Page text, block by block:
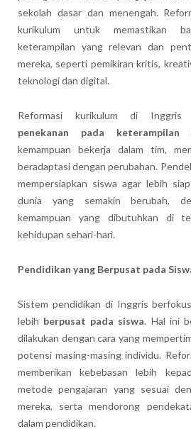
sekolah dasar dan menengah.
kurikulum untuk memastikan
keterampilan yang relevan dan
mereka, seperti pemikiran kritis,
teknologi dan digital.
Reformasi kurikulum di Inggris
penekanan pada
kemampuan bekerja dalam tim,
beradaptasi dengan perubahan.
mempersiapkan siswa agar lebih
dunia yang semakin berubah,
kemampuan yang dibutuhkan di
kehidupan sehari-hari.
Pendidikan yang Berpusat pada
Sistem pendidikan di Inggris
lebih berpusat pada siswa. Hal ini
dilakukan dengan cara yang
potensi masing-masing individu.
memberikan kebebasan lebih
metode pengajaran yang sesuai
mereka, serta mendorong
dalam pendidikan.